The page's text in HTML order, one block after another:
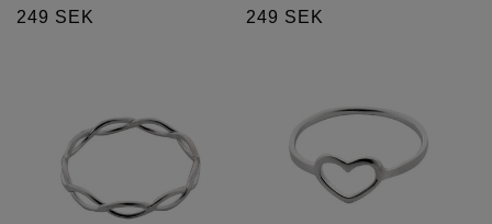
Regular
249 SEK
Regular
249 SEK